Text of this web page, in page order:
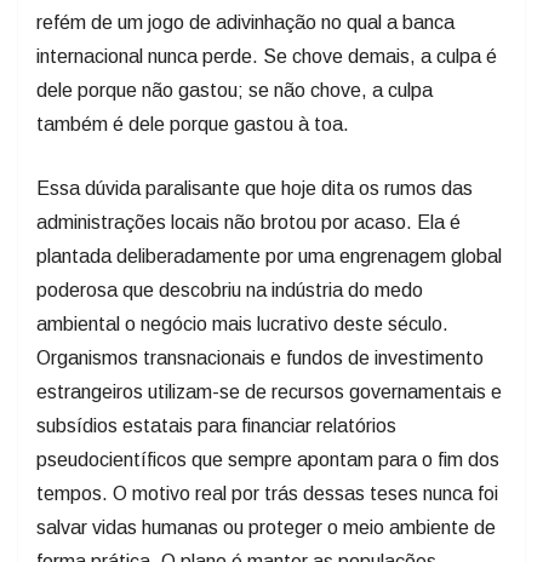
refém de um jogo de adivinhação no qual a banca
internacional nunca perde. Se chove demais, a culpa é
dele porque não gastou; se não chove, a culpa
também é dele porque gastou à toa.
Essa dúvida paralisante que hoje dita os rumos das
administrações locais não brotou por acaso. Ela é
plantada deliberadamente por uma engrenagem global
poderosa que descobriu na indústria do medo
ambiental o negócio mais lucrativo deste século.
Organismos transnacionais e fundos de investimento
estrangeiros utilizam-se de recursos governamentais e
subsídios estatais para financiar relatórios
pseudocientíficos que sempre apontam para o fim dos
tempos. O motivo real por trás dessas teses nunca foi
salvar vidas humanas ou proteger o meio ambiente de